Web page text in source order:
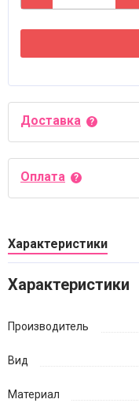
Доставка
Оплата
Характеристики
Характеристики
Производитель
Вид
Материал